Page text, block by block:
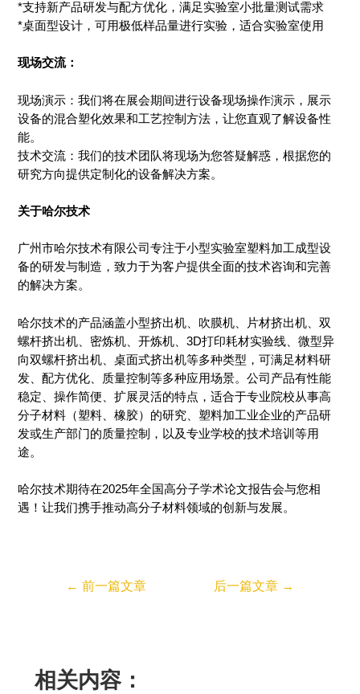
*支持新产品研发与配方优化，满足实验室小批量测试需求
*桌面型设计，可用极低样品量进行实验，适合实验室使用
现场交流：
现场演示：我们将在展会期间进行设备现场操作演示，展示
设备的混合塑化效果和工艺控制方法，让您直观了解设备性
能。
技术交流：我们的技术团队将现场为您答疑解惑，根据您的
研究方向提供定制化的设备解决方案。
关于哈尔技术
广州市哈尔技术有限公司专注于小型实验室塑料加工成型设
备的研发与制造，致力于为客户提供全面的技术咨询和完善
的解决方案。
哈尔技术的产品涵盖小型挤出机、吹膜机、片材挤出机、双
螺杆挤出机、密炼机、开炼机、3D打印耗材实验线、微型异
向双螺杆挤出机、桌面式挤出机等多种类型，可满足材料研
发、配方优化、质量控制等多种应用场景。公司产品有性能
稳定、操作简便、扩展灵活的特点，适合于专业院校从事高
分子材料（塑料、橡胶）的研究、塑料加工业企业的产品研
发或生产部门的质量控制，以及专业学校的技术培训等用
途。
哈尔技术期待在2025年全国高分子学术论文报告会与您相
遇！让我们携手推动高分子材料领域的创新与发展。
← 前一篇文章 后一篇文章 →
相关内容：